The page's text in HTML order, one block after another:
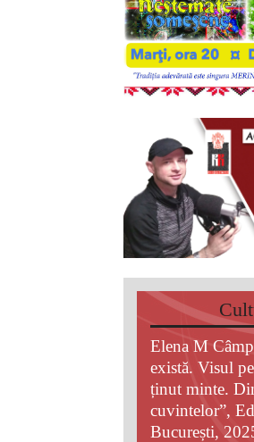
Elena M
există. Visul
ținut minte.
cuvintelor”,
București,